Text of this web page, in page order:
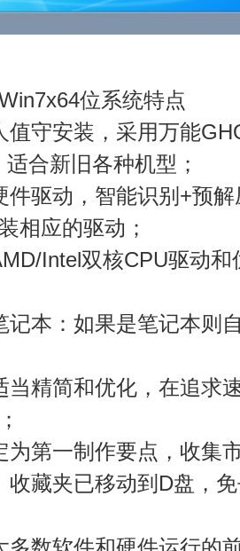
位系统特点
值守安装，采用万能
合新旧各种机型；
件驱动，智能识别+预
相应的驱动；
Intel双核CPU驱动
记本：如果是笔记本则
当精简和优化，在追求
为第一制作要点，收集
收藏夹已移动到D盘，